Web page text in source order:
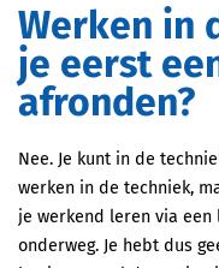
Werken in de techniek: moet
je eerst
afronden?
Nee. Je kunt in de
werken in de techniek,
je werkend leren via
onderweg. Je hebt dus